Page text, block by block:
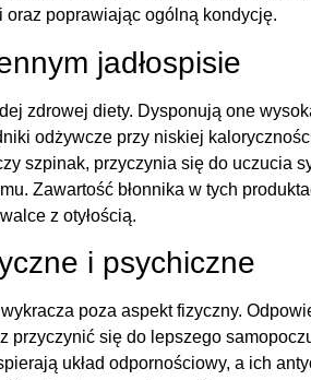
poprawiając ogólną kondycję.
jadłospisie
zdrowej diety. Dysponują one
odżywcze przy niskiej
szpinak, przyczynia się do uczucia
Zawartość błonnika w tych
z otyłością.
i psychiczne
poza aspekt fizyczny.
przyczynić się do lepszego
układ odpornościowy, a ich